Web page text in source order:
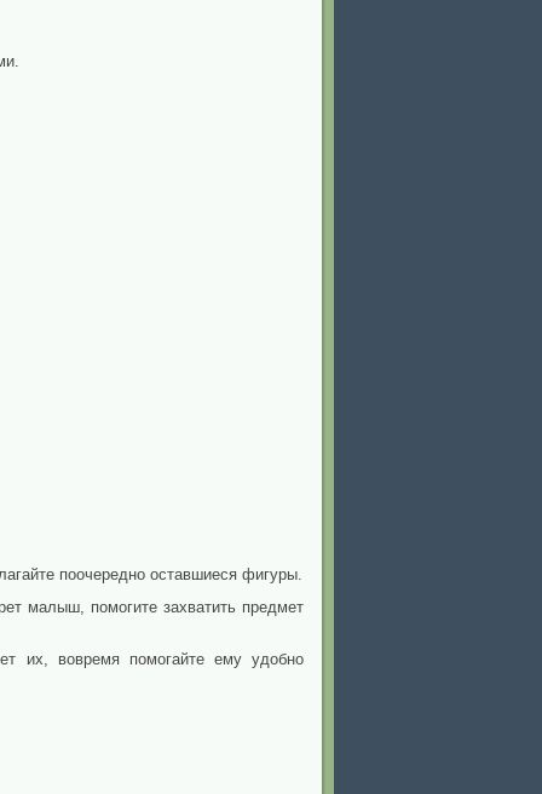
поочередно оставшиеся фигуры.
малыш, помогите захватить предмет
их, вовремя помогайте ему удобно